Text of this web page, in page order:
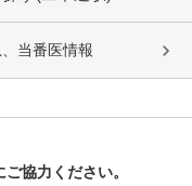
当番医情報
協力ください。